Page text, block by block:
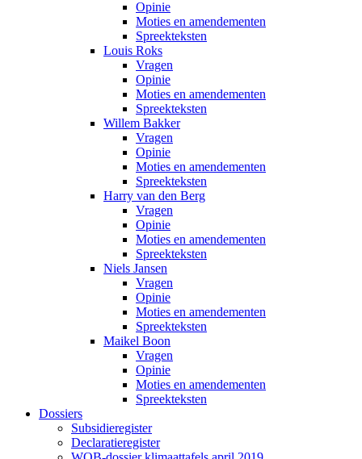
Opinie
Moties en amendementen
Spreekteksten
Louis Roks
Vragen
Opinie
Moties en amendementen
Spreekteksten
Willem Bakker
Vragen
Opinie
Moties en amendementen
Spreekteksten
Harry van den Berg
Vragen
Opinie
Moties en amendementen
Spreekteksten
Niels Jansen
Vragen
Opinie
Moties en amendementen
Spreekteksten
Maikel Boon
Vragen
Opinie
Moties en amendementen
Spreekteksten
Dossiers
Subsidieregister
Declaratieregister